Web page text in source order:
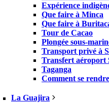
Expérience
Que faire à Minca
Que faire à
Tour de Cacao
Plongée sous-
Transport privé à
Transfert aéroport
Taganga
Comment se
La Guajira